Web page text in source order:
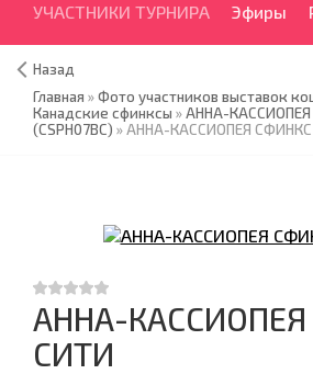
УЧАСТНИКИ ТУРНИРА Эфиры
Назад
Главная »Фото участников выставок
Канадские сфинксы »АННА-
(CSPH07BC) » АННА-КАССИОПЕЯ
АННА-
СИТИ